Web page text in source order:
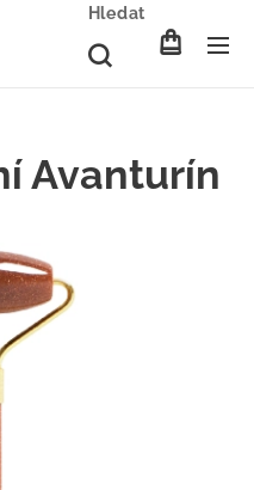
Hledat
Avanturín